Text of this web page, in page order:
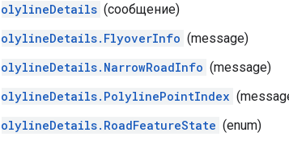
PolylineDetails (сообщение)
PolylineDetails.FlyoverInfo (message)
PolylineDetails.NarrowRoadInfo (message)
PolylineDetails.PolylinePointIndex
PolylineDetails.RoadFeatureState (enum)